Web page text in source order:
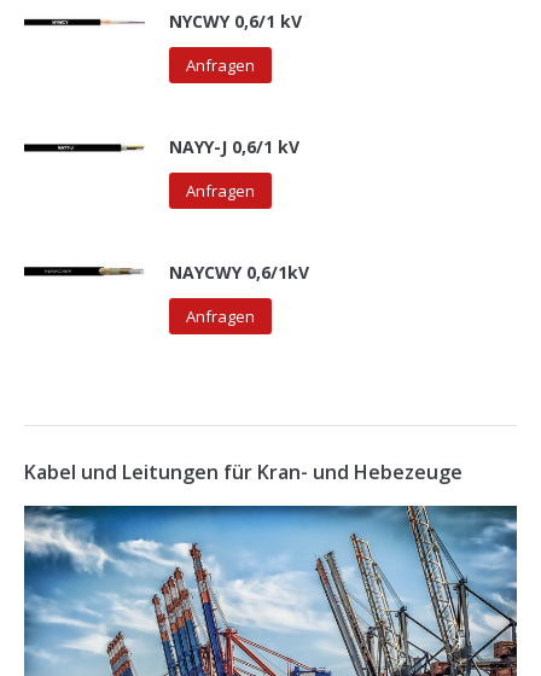
NYCWY 0,6/1 kV
Anfragen
NAYY-J 0,6/1 kV
Anfragen
NAYCWY 0,6/1kV
Anfragen
Kabel und Leitungen für Kran- und Hebezeuge